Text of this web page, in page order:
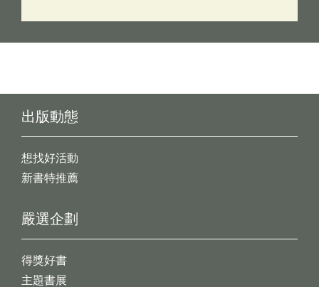
出版動態
想找好活動
新書特推薦
嚴選企劃
得獎好書
主題書展